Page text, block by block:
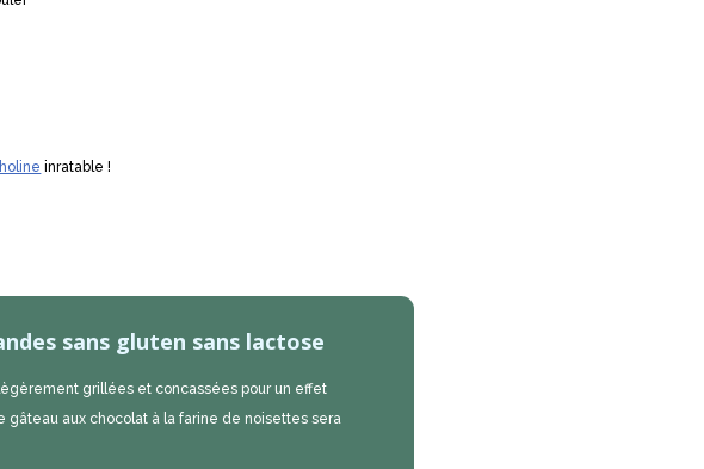
inratable !
sans gluten sans lactose
grillées et concassées pour un effet
gâteau aux chocolat à la farine de noisettes sera